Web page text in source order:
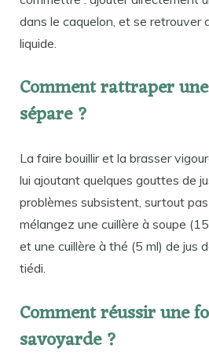
dans le caquelon, et se retrouver
liquide.
Comment rattraper
sépare ?
La faire bouillir et la brasser
lui ajoutant quelques gouttes de
problèmes subsistent, surtout
mélangez une cuillère à soupe
et une cuillère à thé (5 ml) de jus
tiédi.
Comment réussir une
savoyarde ?